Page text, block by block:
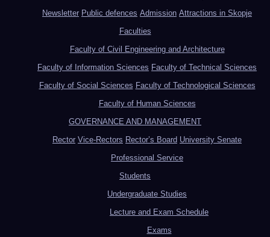
Newsletter Public defences Admission Attractions in Skopje
Faculties
Faculty of Civil Engineering and Architecture
Faculty of Information Sciences Faculty of Technical Sciences
Faculty of Social Sciences Faculty of Technological Sciences
Faculty of Human Sciences
GOVERNANCE AND MANAGEMENT
Rector Vice-Rectors Rector’s Board University Senate
Professional Service
Students
Undergraduate Studies
Lecture and Exam Schedule
Exams